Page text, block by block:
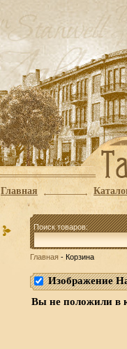
Главная
Поиск товаров:
Главная - Корзина
Изображение
Вы не положили в